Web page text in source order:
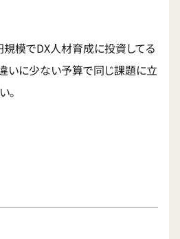
模でDX人材育成に投資してる
いに少ない予算で同じ課題に立
。